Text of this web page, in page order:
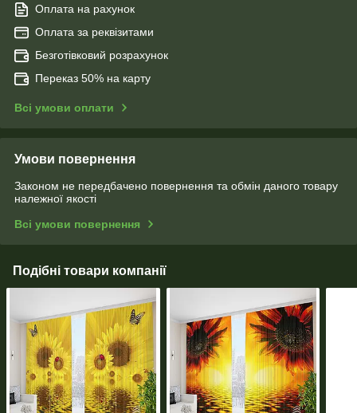
Оплата на рахунок
Оплата за реквізитами
Безготівковий розрахунок
Переказ 50% на карту
Всі умови оплати
Умови повернення
Законом не передбачено повернення та обмін даного товару
належної якості
Всі умови повернення
Подібні товари компанії